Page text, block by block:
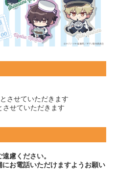
させていただきます
せていただきます
慮ください。
お電話いただけますようお願い